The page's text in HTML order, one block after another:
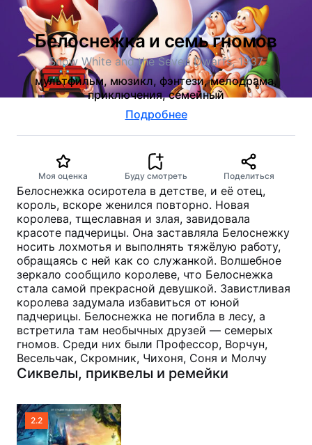
Белоснежка и семь гномов
Snow White and the Seven Dwarfs, 1937
мультфильм, мюзикл, фэнтези, мелодрама,
приключения, семейный
Подробнее
Моя оценка Буду смотреть Поделиться
Белоснежка осиротела в детстве, и её отец,
король, вскоре женился повторно. Новая
королева, тщеславная и злая, завидовала
красоте падчерицы. Она заставляла Белоснежку
носить лохмотья и выполнять тяжёлую работу,
обращаясь с ней как со служанкой. Волшебное
зеркало сообщило королеве, что Белоснежка
стала самой прекрасной девушкой. Завистливая
королева задумала избавиться от юной
падчерицы. Белоснежка не погибла в лесу, а
встретила там необычных друзей — семерых
гномов. Среди них были Профессор, Ворчун,
Весельчак, Скромник, Чихоня, Соня и Молчу
Сиквелы, приквелы и ремейки
2.2